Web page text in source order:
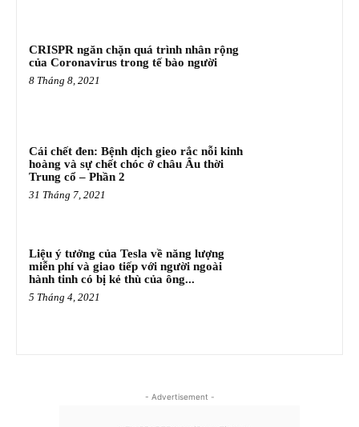
CRISPR ngăn chặn quá trình nhân rộng
của Coronavirus trong tế bào người
8 Tháng 8, 2021
Cái chết đen: Bệnh dịch gieo rắc nỗi kinh
hoàng và sự chết chóc ở châu Âu thời
Trung cổ – Phần 2
31 Tháng 7, 2021
Liệu ý tưởng của Tesla về năng lượng
miễn phí và giao tiếp với người ngoài
hành tinh có bị kẻ thù của ông...
5 Tháng 4, 2021
- Advertisement -